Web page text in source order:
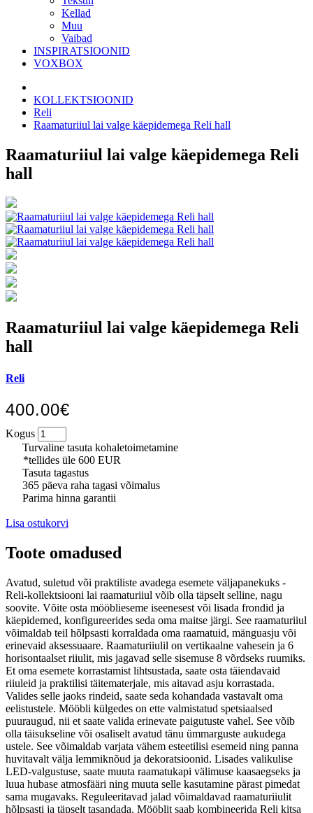
Kellad
Muu
Vaibad
INSPIRATSIOONID
VOXBOX
KOLLEKTSIOONID
Reli
Raamaturiiul lai valge käepidemega Reli hall
Raamaturiiul lai valge käepidemega Reli
hall
Raamaturiiul lai valge käepidemega Reli
hall
Reli
400.00€
Kogus
Turvaline tasuta kohaletoimetamine
*tellides üle 600 EUR
Tasuta tagastus
365 päeva raha tagasi võimalus
Parima hinna garantii
Lisa ostukorvi
Toote omadused
Avatud, suletud või praktiliste avadega esemete väljapanekuks -
Reli-kollektsiooni lai raamaturiiul võib olla täpselt selline, nagu
soovite. Võite osta mööblieseme iseenesest või lisada frondid ja
käepidemed, konfigureerides seda oma maitse järgi. See raamaturiiul
võimaldab teil hõlpsasti korraldada oma raamatuid, mänguasju või
erinevaid aksessuaare. Raamaturiiulil on vertikaalne vahesein ja 6
horisontaalset riiulit, mis jagavad selle sisemuse 8 võrdseks ruumiks.
Et oma esemete korrastamist lihtsustada, saate osta täiendavaid
riiuleid ja praktilisi täitematerjale, mis aitavad asju korrastada.
Valides selle jaoks rindeid, saate seda kohandada vastavalt oma
eelistustele. Mööbli külgedes on ette valmistatud spetsiaalsed
puuraugud, nii et saate valida erinevate paigutuste vahel. See võib
olla täisukseline või osaliselt avatud tänu ümmarguste aukudega
ustele. See võimaldab varjata vähem esteetilisi esemeid ning panna
huvitavalt välja lemmiknõud ja dekoratsioonid. Lisades valikulise
LED-valgustuse, saate muuta raamatukapi välimuse kaasaegseks ja
luua hubase atmosfääri ning muuta selle kasutamine pärast pimedat
sama mugavaks. Reguleeritavad jalad võimaldavad raamaturiiulit
hõlpsasti ja täpselt tasandada. Mööblit saab kombineerida Reli kitsa